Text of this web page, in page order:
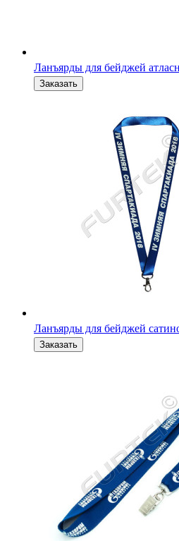
Ланъярды для бейджей
Ланъярды для бейджей